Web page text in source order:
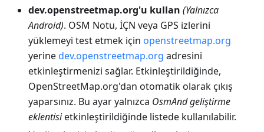
dev.openstreetmap.org'u kullan (Yalnızca
Android). OSM Notu, İÇN veya GPS izlerini
yüklemeyi test etmek için openstreetmap.org
yerinedev.openstreetmap.org adresini
etkinleştirmenizi sağlar. Etkinleştirildiğinde,
OpenStreetMap.org'dan otomatik olarak çıkış
yaparsınız. Bu ayar yalnızca OsmAnd geliştirme
eklentisietkinleştirildiğinde listede kullanılabilir.